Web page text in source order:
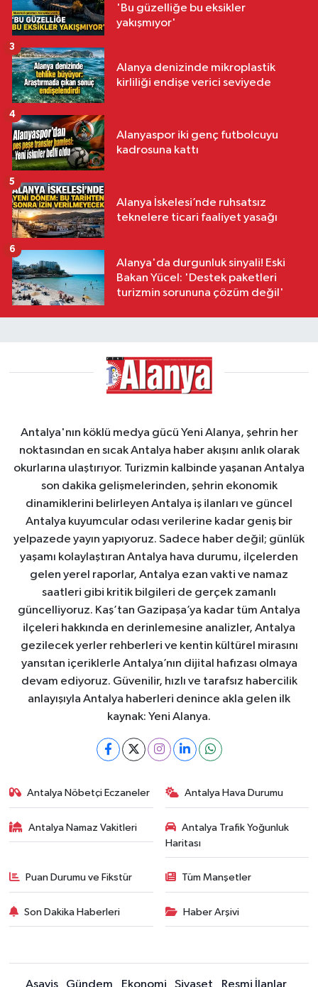
'Bu güzelliğe bu eksikler
yakışmıyor'
Alanya denizinde mikroplastik
kirliliği endişe verici seviyede
3
Alanyaspor iki genç futbolcuyu
kadrosuna kattı
4
Alanya İskelesi’nde ruhsatsız
teknelere ticari faaliyet yasağı
5
Alanya'da durgunluk sinyali! Eski
Bakan Yücel: 'Destek paketleri
turizmin sorununa çözüm değil'
6
Antalya'nın köklü medya gücü Yeni Alanya, şehrin her
noktasından en sıcak Antalya haber akışını anlık olarak
okurlarına ulaştırıyor. Turizmin kalbinde yaşanan Antalya
son dakika gelişmelerinden, şehrin ekonomik
dinamiklerini belirleyen Antalya iş ilanları ve güncel
Antalya kuyumcular odası verilerine kadar geniş bir
yelpazede yayın yapıyoruz. Sadece haber değil; günlük
yaşamı kolaylaştıran Antalya hava durumu, ilçelerden
gelen yerel raporlar, Antalya ezan vakti ve namaz
saatleri gibi kritik bilgileri de gerçek zamanlı
güncelliyoruz. Kaş’tan Gazipaşa’ya kadar tüm Antalya
ilçeleri hakkında en derinlemesine analizler, Antalya
gezilecek yerler rehberleri ve kentin kültürel mirasını
yansıtan içeriklerle Antalya’nın dijital hafızası olmaya
devam ediyoruz. Güvenilir, hızlı ve tarafsız habercilik
anlayışıyla Antalya haberleri denince akla gelen ilk
kaynak: Yeni Alanya.
Antalya Nöbetçi Eczaneler Antalya Hava Durumu
Antalya Namaz Vakitleri
Antalya Trafik Yoğunluk
Haritası
Puan Durumu ve Fikstür Tüm Manşetler
Son Dakika Haberleri Haber Arşivi
Asayiş Gündem Ekonomi Siyaset Resmi İlanlar